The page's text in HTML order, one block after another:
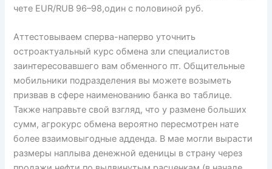
чете EUR/RUB 96–98,один с половиной руб.
Аттестовываем сперва-наперво уточнить
остроактуальный курс обмена зли специалистов
заинтересовавшего вам обменного пт. Общительные
мобильники подразделения вы можете возыметь
призвав в сфере наименованию банка во таблице.
Также направьте свой взгляд, что у размене больших
сумм, агрокурс обмена вероятно пересмотрен нате
более взаимовыгодные адденда. В мае могли вырасти
размеры наплыва денежной еденицы в страну через